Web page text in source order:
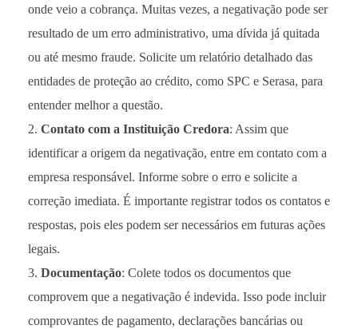
onde veio a cobrança. Muitas vezes, a negativação pode ser
resultado de um erro administrativo, uma dívida já quitada
ou até mesmo fraude. Solicite um relatório detalhado das
entidades de proteção ao crédito, como SPC e Serasa, para
entender melhor a questão.
Contato com a Instituição Credora: Assim que
identificar a origem da negativação, entre em contato com a
empresa responsável. Informe sobre o erro e solicite a
correção imediata. É importante registrar todos os contatos e
respostas, pois eles podem ser necessários em futuras ações
legais.
Documentação: Colete todos os documentos que
comprovem que a negativação é indevida. Isso pode incluir
comprovantes de pagamento, declarações bancárias ou